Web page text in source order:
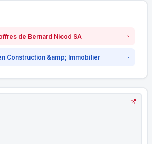
de Bernard Nicod SA
Construction &amp; Immobilier